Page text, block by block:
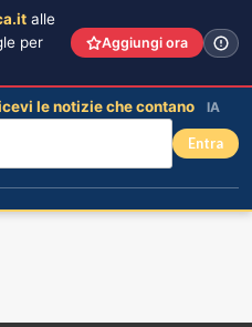
alle
per
Aggiungi ora
le notizie che contano IA
Entra